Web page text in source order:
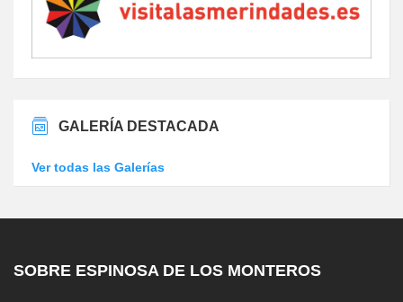
GALERÍA DESTACADA
Ver todas las Galerías
SOBRE ESPINOSA DE LOS MONTEROS